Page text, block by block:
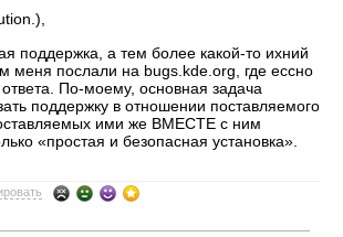
поддержка, а тем более какой-то ихний
меня послали на bugs.kde.org, где ессно
По-моему, основная задача
поддержку в отношении поставляемого
ими же ВМЕСТЕ с ним
«простая и безопасная установка».